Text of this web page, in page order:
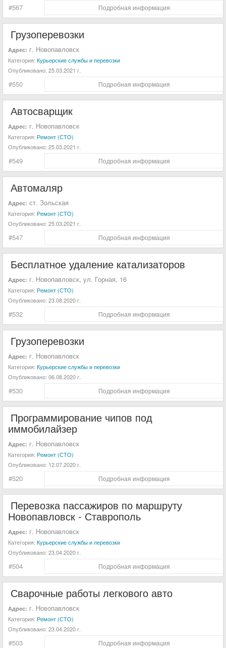
#567 Подробная информация
Грузоперевозки
#550
Адрес: г. Новопавловск
Категория: Курьерские службы и перевозки
Опубликовано: 25.03.2021 г.
Подробная информация
Автосварщик
#549
Адрес: г. Новопавловск
Категория: Ремонт (СТО)
Опубликовано: 25.03.2021 г.
Подробная информация
Автомаляр
#547
Адрес: ст. Зольская
Категория: Ремонт (СТО)
Опубликовано: 25.03.2021 г.
Подробная информация
Бесплатное удаление катализаторов
#532
Адрес: г. Новопавловск, ул. Горная, 16
Категория: Ремонт (СТО)
Опубликовано: 23.08.2020 г.
Подробная информация
Грузоперевозки
#530
Адрес: г. Новопавловск
Категория: Курьерские службы и перевозки
Опубликовано: 06.08.2020 г.
Подробная информация
Программирование чипов под
иммобилайзер
#520
Адрес: г. Новопавловск
Категория: Ремонт (СТО)
Опубликовано: 12.07.2020 г.
Подробная информация
Перевозка пассажиров по маршруту
Новопавловск - Ставрополь
#504
Адрес: г. Новопавловск
Категория: Курьерские службы и перевозки
Опубликовано: 23.04.2020 г.
Подробная информация
Сварочные работы легкового авто
#503
Адрес: г. Новопавловск
Категория: Ремонт (СТО)
Опубликовано: 23.04.2020 г.
Подробная информация